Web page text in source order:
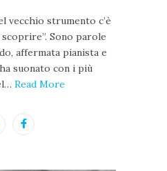
vecchio strumento c’è
Sono parole
affermata pianista e
suonato con i più
Read More